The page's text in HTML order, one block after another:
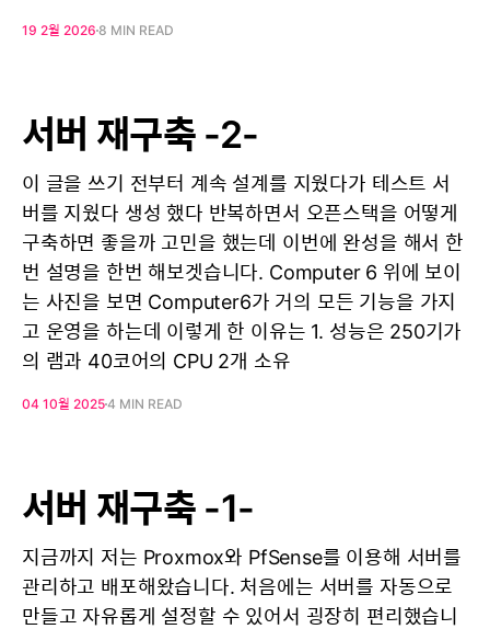
19 2월 2026 8 MIN READ
서버 재구축 -2-
이 글을 쓰기 전부터 계속 설계를 지웠다가 테스트 서
버를 지웠다 생성 했다 반복하면서 오픈스택을 어떻게
구축하면 좋을까 고민을 했는데 이번에 완성을 해서 한
번 설명을 한번 해보겟습니다. Computer 6 위에 보이
는 사진을 보면 Computer6가 거의 모든 기능을 가지
고 운영을 하는데 이렇게 한 이유는 1. 성능은 250기가
의 램과 40코어의 CPU 2개 소유
04 10월 20254 MIN READ
서버 재구축 -1-
지금까지 저는 Proxmox와 PfSense를 이용해 서버를
관리하고 배포해왔습니다. 처음에는 서버를 자동으로
만들고 자유롭게 설정할 수 있어서 굉장히 편리했습니